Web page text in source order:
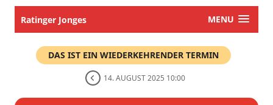
Ratinger Jonges MENU
DAS IST EIN WIEDERKEHRENDER TERMIN
14. AUGUST 2025 10:00